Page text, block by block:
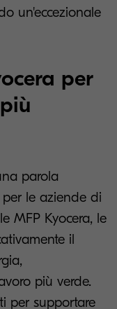
un'eccezionale
per
parola
le aziende di
MFP Kyocera, le
il
più verde.
per supportare